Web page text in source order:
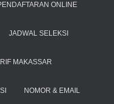
ONLINE
JADWAL SELEKSI
MAKASSAR
NOMOR & EMAIL